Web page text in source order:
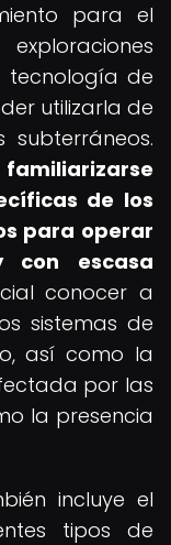
para el
tecnología de
utilizarla de
familiarizarse
de los
para operar
con escasa
conocer a
sistemas de
así como la
por las
la presencia
incluye el
tipos de